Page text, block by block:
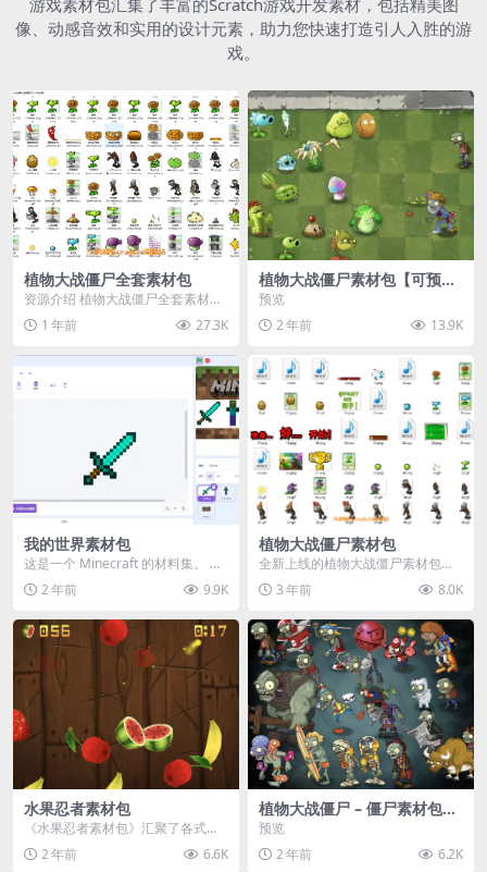
游戏素材包汇集了丰富的Scratch游戏开发素材，包括精美图
像、动感音效和实用的设计元素，助力您快速打造引人入胜的游
戏。
植物大战僵尸全套素材包
资源介绍 植物大战僵尸全套素材
包，包含227个丰富多样的素材，
涵盖角色、背景、动...
1 年前 27.3K
植物大战僵尸素材包【可预
览】
预览
2 年前
13.9K
我的世界素材包
这是一个 Minecraft 的材料集。 操
作方法如下： 工具 → 右箭头 怪物...
2 年前 9.9K
植物大战僵尸素材包
全新上线的植物大战僵尸素材包，
内含48个精选资源，涵盖角色、场
景、音效等多样内容...
3 年前 8.0K
水果忍者素材包
《水果忍者素材包》汇聚了各式鲜
美诱人的水果图像与清脆悦耳的切
割音效，专为追求极致...
2 年前 6.6K
植物大战僵尸 – 僵尸素材包
【可预览】
预览
2 年前
6.2K